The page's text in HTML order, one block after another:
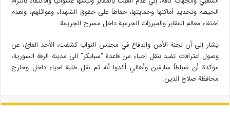
الحيطة وتحديد أماكنها وحمايتها، حفاظاً على حقوق الشهداء وعوائلهم، ولعدم
اختفاء معالم المقابر والمبرزات الجرمية داخل مسرح الجريمة.
يشار إلى أن لجنة الأمن والدفاع في مجلس النواب كشفت، الأحد الفائ، عن
وصول اعترافات تفيد بنقل احياء من قاعدة “سبايكر” الى مدينة الرقة السورية،
مؤكدة أن ضباطاً سابقين وأهالي أكدوا أنه تم نقل طلبة احياء داخل وخارج
محافظة صلاح الدين.